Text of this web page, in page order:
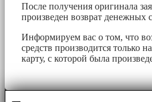
После получения оригинала
произведен возврат денежных
Информируем вас о том, что
средств производится только
карту, с которой была